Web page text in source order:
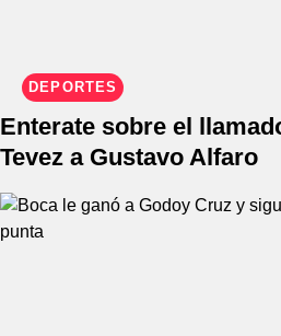
DEPORTES
Enterate sobre el
Tevez a Gustavo Alfaro